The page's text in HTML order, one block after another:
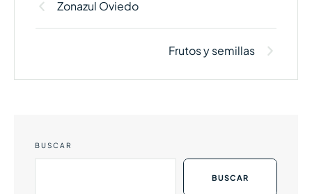
Zonazul Oviedo
Frutos y semillas
BUSCAR
BUSCAR